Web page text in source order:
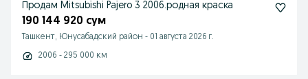
Продам Mitsubishi Pajero 3 2006.родная краска
190 144 920 сум
Ташкент, Юнусабадский район - 01 августа 2026 г.
2006 - 295 000 км